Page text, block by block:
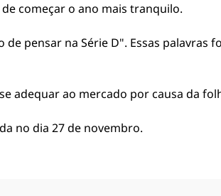
começar o ano mais tranquilo.
pensar na Série D". Essas palavras
adequar ao mercado por causa da
no dia 27 de novembro.